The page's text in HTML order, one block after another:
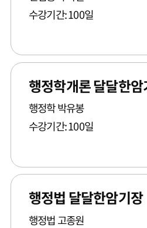
수강기간: 100일
행정학개론 달달한암
행정학 박유봉
수강기간: 100일
행정법 달달한암기장
행정법 고종원